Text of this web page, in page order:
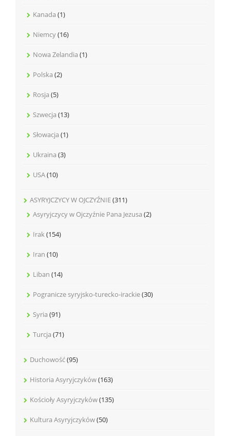
Kanada (1)
Niemcy(16)
Nowa Zelandia (1)
Polska (2)
Rosja (5)
Szwecja (13)
Słowacja (1)
Ukraina (3)
USA(10)
ASYRYJCZYCY W OJCZYŹNIE(311)
Asyryjczycy w Ojczyźnie Pana Jezusa (2)
Irak(154)
Iran (10)
Liban (14)
Pogranicze syryjsko-turecko-irackie(30)
Syria (91)
Turcja (71)
Duchowość(95)
Historia Asyryjczyków(163)
Kościoły Asyryjczyków(135)
Kultura Asyryjczyków(50)